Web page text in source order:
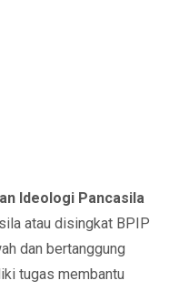
Ideologi Pancasila
atau disingkat BPIP
dan bertanggung
tugas membantu